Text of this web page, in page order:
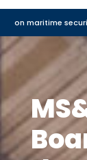
on maritime